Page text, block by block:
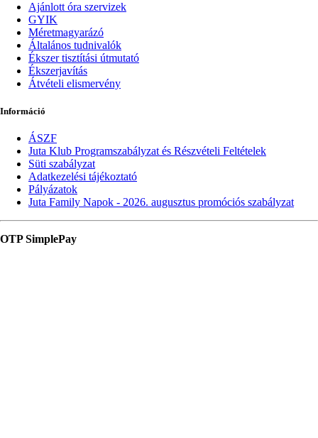
Ajánlott óra szervizek
GYIK
Méretmagyarázó
Általános tudnivalók
Ékszer tisztítási útmutató
Ékszerjavítás
Átvételi elismervény
Információ
ÁSZF
Juta Klub Programszabályzat és Részvételi Feltételek
Süti szabályzat
Adatkezelési tájékoztató
Pályázatok
Juta Family Napok - 2026. augusztus promóciós szabályzat
OTP SimplePay